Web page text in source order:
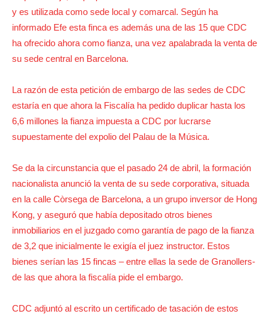
y es utilizada como sede local y comarcal. Según ha
informado Efe esta finca es además una de las 15 que CDC
ha ofrecido ahora como fianza, una vez apalabrada la venta de
su sede central en Barcelona.
La razón de esta petición de embargo de las sedes de CDC
estaría en que ahora la Fiscalía ha pedido duplicar hasta los
6,6 millones la fianza impuesta a CDC por lucrarse
supuestamente del expolio del Palau de la Música.
Se da la circunstancia que el pasado 24 de abril, la formación
nacionalista anunció la venta de su sede corporativa, situada
en la calle Còrsega de Barcelona, a un grupo inversor de Hong
Kong, y aseguró que había depositado otros bienes
inmobiliarios en el juzgado como garantía de pago de la fianza
de 3,2 que inicialmente le exigía el juez instructor. Estos
bienes serían las 15 fincas – entre ellas la sede de Granollers-
de las que ahora la fiscalía pide el embargo.
CDC adjuntó al escrito un certificado de tasación de estos